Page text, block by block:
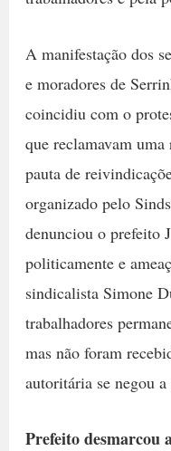
A manifestação dos
e moradores de
coincidiu com o
que reclamavam uma
pauta de
organizado pelo
denunciou o prefeito
politicamente e
sindicalista Simone
trabalhadores
mas não foram
autoritária se negou
Prefeito desmarcou